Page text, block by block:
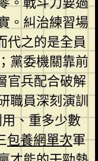
。糾治練習場
代之的是全員
黨委機關靠前
官兵配合破解
職員深刻演訓
、重多少數
包養網單次軍